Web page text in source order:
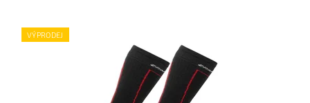
VÝPRODEJ